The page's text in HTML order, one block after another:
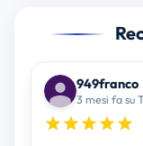
949franco
3 mesi fa su